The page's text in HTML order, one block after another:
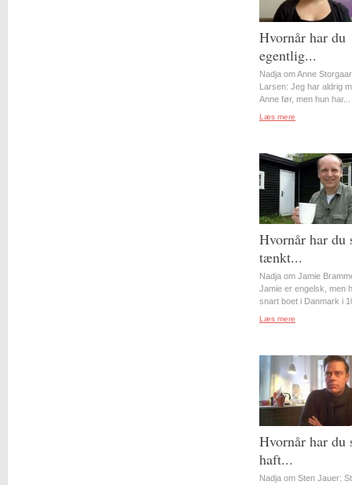
Hvornår har du
egentlig...
Nadja om Anne
Larsen: Jeg har aldrig
Anne før, men hun har...
Læs mere
Hvornår har du
tænkt...
Nadja om Jamie
Jamie er engelsk, men
snart boet i Danmark i
Læs mere
Hvornår har du
haft...
Nadja om Sten Jauer: